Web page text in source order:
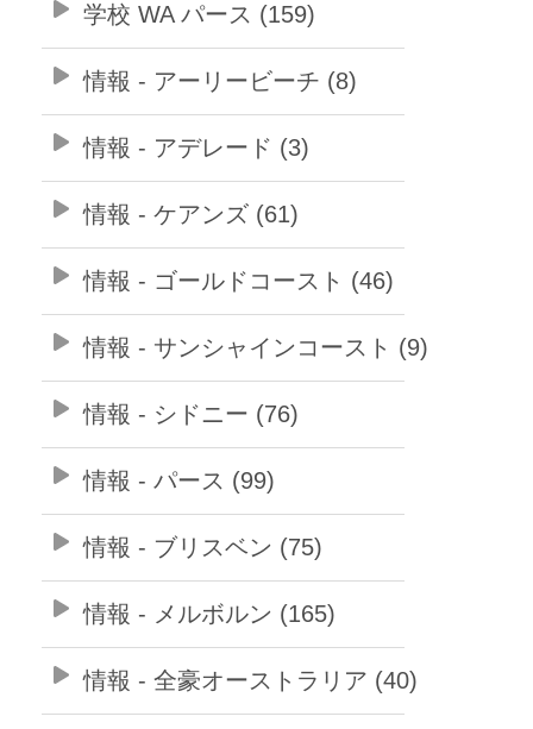
学校 WA パース (159)
情報 - アーリービーチ (8)
情報 - アデレード (3)
情報 - ケアンズ (61)
情報 - ゴールドコースト (46)
情報 - サンシャインコースト (9)
情報 - シドニー (76)
情報 - パース (99)
情報 - ブリスベン (75)
情報 - メルボルン (165)
情報 - 全豪オーストラリア (40)